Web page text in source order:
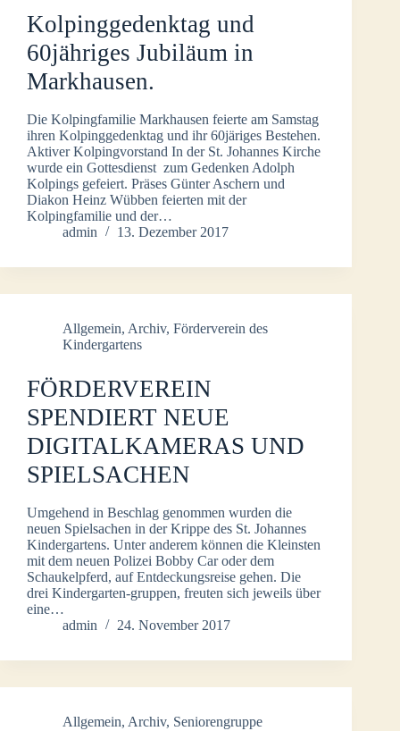
Kolpinggedenktag und
60jähriges Jubiläum in
Markhausen.
Die Kolpingfamilie Markhausen feierte am Samstag
ihren Kolpinggedenktag und ihr 60järiges Bestehen.
Aktiver Kolpingvorstand In der St. Johannes Kirche
wurde ein Gottesdienst zum Gedenken Adolph
Kolpings gefeiert. Präses Günter Aschern und
Diakon Heinz Wübben feierten mit der
Kolpingfamilie und der…
admin
13. Dezember 2017
Allgemein, Archiv, Förderverein des
Kindergartens
FÖRDERVEREIN
SPENDIERT NEUE
DIGITALKAMERAS UND
SPIELSACHEN
Umgehend in Beschlag genommen wurden die
neuen Spielsachen in der Krippe des St. Johannes
Kindergartens. Unter anderem können die Kleinsten
mit dem neuen Polizei Bobby Car oder dem
Schaukelpferd, auf Entdeckungsreise gehen. Die
drei Kindergarten-gruppen, freuten sich jeweils über
eine…
admin
24. November 2017
Allgemein, Archiv, Seniorengruppe